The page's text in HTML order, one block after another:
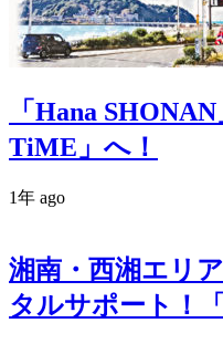
「Hana
TiME」へ！
1年 ago
湘南・西湘エリ
タルサポート！